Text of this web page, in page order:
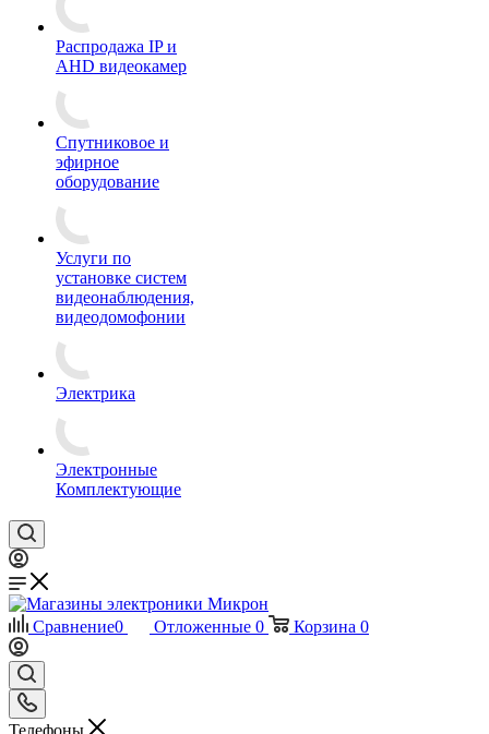
Распродажа IP и
AHD видеокамер
Спутниковое и
эфирное
оборудование
Услуги по
установке систем
видеонаблюдения,
видеодомофонии
Электрика
Электронные
Комплектующие
Сравнение0 Отложенные 0 Корзина 0
Телефоны